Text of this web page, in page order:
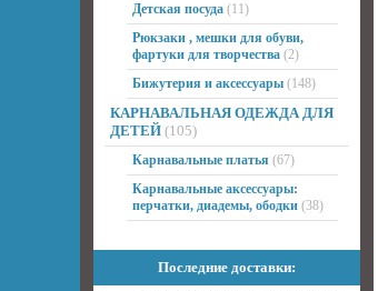
Детская посуда (11)
Рюкзаки , мешки для обуви,
фартуки для творчества (2)
Бижутерия и аксессуары (148)
КАРНАВАЛЬНАЯ ОДЕЖДА ДЛЯ
ДЕТЕЙ (105)
Карнавальные платья (67)
Карнавальные аксессуары:
перчатки, диадемы, ободки (38)
Последние доставки: